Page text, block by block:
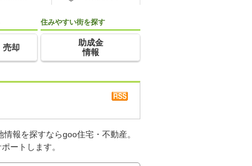
売却
住みやすい街を探す
助成金
情報
報を探すならgoo住宅・不動産。
ートします。